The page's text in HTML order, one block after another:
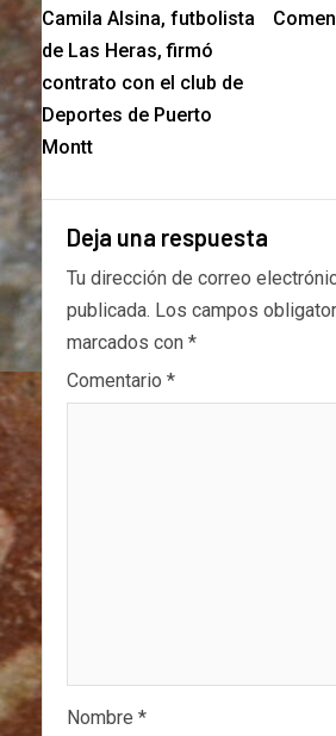
Camila Alsina, futbolista
de Las Heras, firmó
contrato con el club de
Deportes de Puerto
Montt
Deja una respuesta
Tu dirección de correo
publicada. Los campos
marcados con *
Comentario *
Nombre *